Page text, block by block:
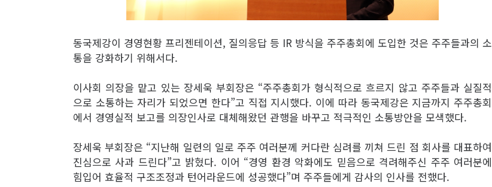
동국제강이 경영현황 프리젠테이션, 질의응답 등 IR 방식을 주주총회에 도입한 것은 주주들과의 소
통을 강화하기 위해서다.
이사회 의장을 맡고 있는 장세욱 부회장은 “주주총회가 형식적으로 흐르지 않고 주주들과 실질적
으로 소통하는 자리가 되었으면 한다”고 직접 지시했다. 이에 따라 동국제강은 지금까지 주주총회
에서 경영실적 보고를 의장인사로 대체해왔던 관행을 바꾸고 적극적인 소통방안을 모색했다.
장세욱 부회장은 “지난해 일련의 일로 주주 여러분께 커다란 심려를 끼쳐 드린 점 회사를 대표하여
진심으로 사과 드린다”고 밝혔다. 이어 “경영 환경 악화에도 믿음으로 격려해주신 주주 여러분에
힘입어 효율적 구조조정과 턴어라운드에 성공했다”며 주주들에게 감사의 인사를 전했다.